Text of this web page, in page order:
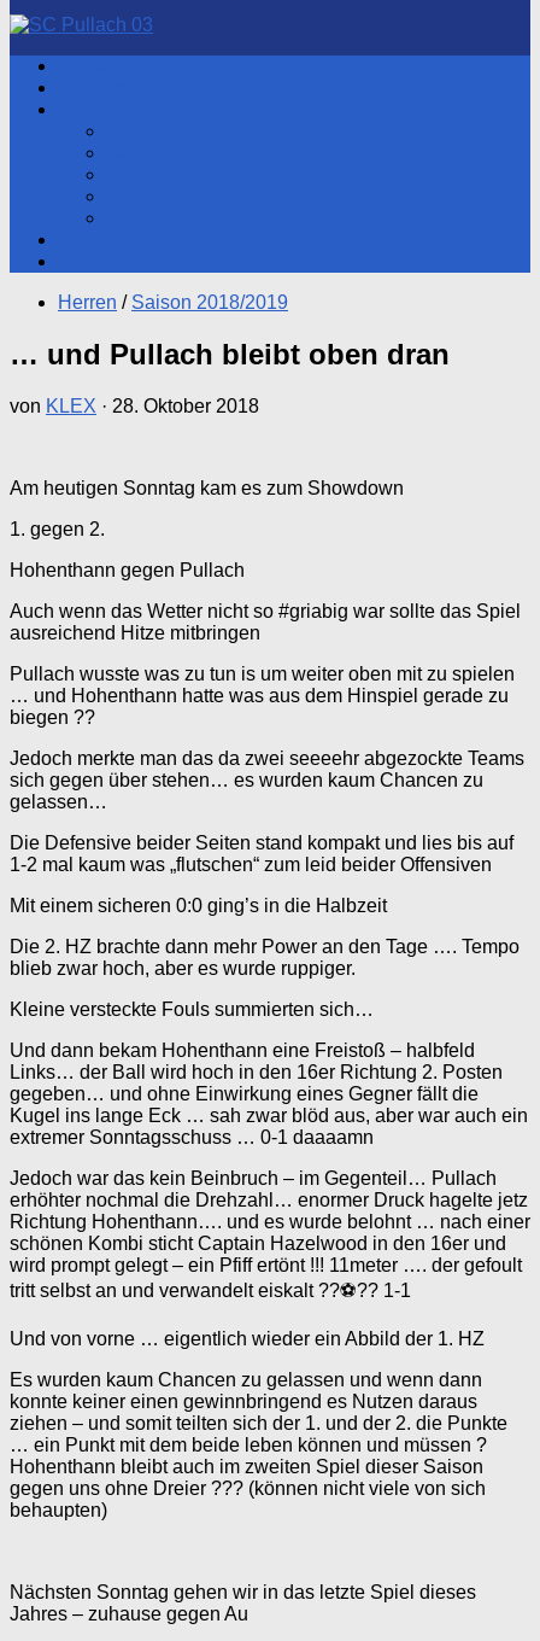
Herren / Saison 2018/2019
… und Pullach bleibt oben dran
von KLEX · 28. Oktober 2018
Am heutigen Sonntag kam es zum Showdown
1. gegen 2.
Hohenthann gegen Pullach
Auch wenn das Wetter nicht so #griabig war sollte das Spiel
ausreichend Hitze mitbringen
Pullach wusste was zu tun is um weiter oben mit zu spielen
… und Hohenthann hatte was aus dem Hinspiel gerade zu
biegen ??
Jedoch merkte man das da zwei seeeehr abgezockte Teams
sich gegen über stehen… es wurden kaum Chancen zu
gelassen…
Die Defensive beider Seiten stand kompakt und lies bis auf
1-2 mal kaum was „flutschen“ zum leid beider Offensiven
Mit einem sicheren 0:0 ging’s in die Halbzeit
Die 2. HZ brachte dann mehr Power an den Tage …. Tempo
blieb zwar hoch, aber es wurde ruppiger.
Kleine versteckte Fouls summierten sich…
Und dann bekam Hohenthann eine Freistoß – halbfeld
Links… der Ball wird hoch in den 16er Richtung 2. Posten
gegeben… und ohne Einwirkung eines Gegner fällt die
Kugel ins lange Eck … sah zwar blöd aus, aber war auch ein
extremer Sonntagsschuss … 0-1 daaaamn
Jedoch war das kein Beinbruch – im Gegenteil… Pullach
erhöhter nochmal die Drehzahl… enormer Druck hagelte jetz
Richtung Hohenthann…. und es wurde belohnt … nach einer
schönen Kombi sticht Captain Hazelwood in den 16er und
wird prompt gelegt – ein Pfiff ertönt !!! 11meter …. der gefoult
tritt selbst an und verwandelt eiskalt ??⚽️?? 1-1
Und von vorne … eigentlich wieder ein Abbild der 1. HZ
Es wurden kaum Chancen zu gelassen und wenn dann
konnte keiner einen gewinnbringend es Nutzen daraus
ziehen – und somit teilten sich der 1. und der 2. die Punkte
… ein Punkt mit dem beide leben können und müssen ?
Hohenthann bleibt auch im zweiten Spiel dieser Saison
gegen uns ohne Dreier ??? (können nicht viele von sich
behaupten)
Nächsten Sonntag gehen wir in das letzte Spiel dieses
Jahres – zuhause gegen Au